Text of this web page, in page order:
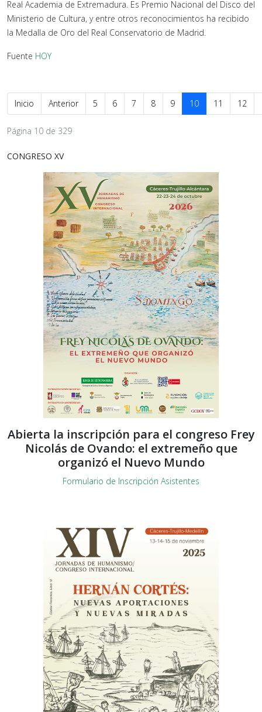
Real Academia de Extremadura. Es Premio Nacional del Disco del
Ministerio de Cultura, y entre otros reconocimientos ha recibido
la Medalla de Oro del Real Conservatorio de Madrid.
Fuente HOY
Inicio Anterior 5 6 7 8 9 10 11 12
Página 10 de 329
CONGRESO XV
Abierta la inscripción para el congreso Frey
Nicolás de Ovando: el extremeño que
organizó el Nuevo Mundo
Formulario de Inscripción Asistentes